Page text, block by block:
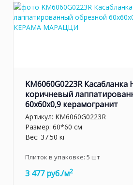
KM6060G0223R Касабланка
коричневый
60x60x0,9 керамогранит
Артикул: KM6060G0223R
Размер: 60*60 см
Вес: 37.50 кг
Плиток в упаковке: 5 шт
3 477 руб./м2